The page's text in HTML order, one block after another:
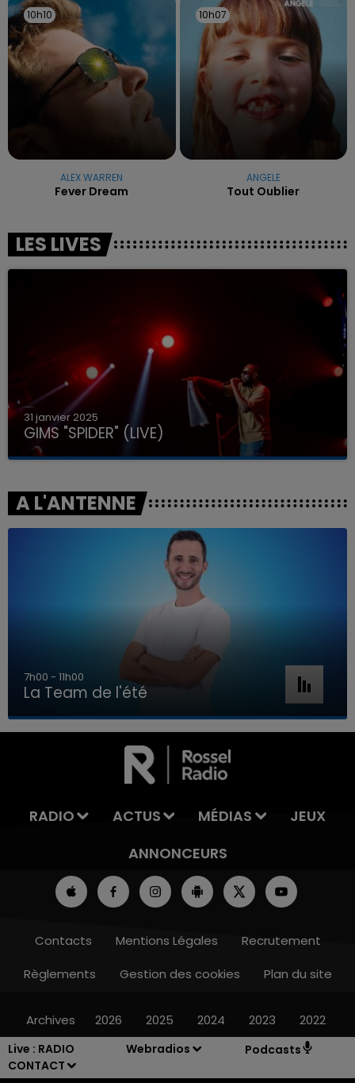
Live : RADIO
CONTACT
Webradios Podcasts
LA TEAM DE L'ÉTÉ
10h10
10h10
ALEX WARREN
Fever Dream
10h07
10h07
ANGELE
Tout Oublier
LES LIVES
31 janvier 2025
GIMS "SPIDER" (LIVE)
A L'ANTENNE
7h00 - 11h00
La Team de l'été
RADIO ACTUS MÉDIAS
JEUX
ANNONCEURS
Contacts Mentions Légales
Recrutement
Règlements
Gestion des cookies Plan du site
Archives 2026 2025 2024 2023 2022